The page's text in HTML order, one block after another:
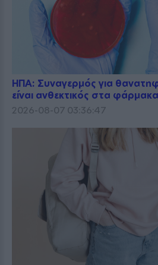
ΗΠΑ: Συναγερμός για
είναι ανθεκτικός στα φάρμακα
2026-08-07 03:36:47